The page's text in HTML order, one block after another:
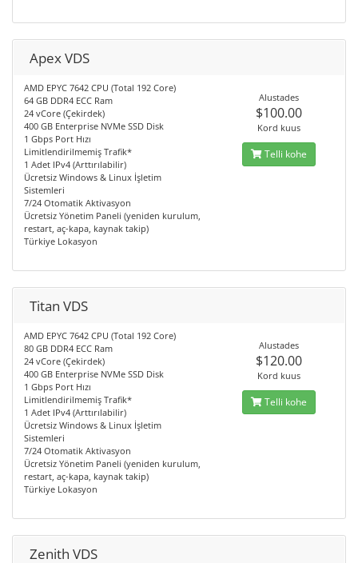
Apex VDS
AMD EPYC 7642 CPU (Total 192 Core)
64 GB DDR4 ECC Ram
24 vCore (Çekirdek)
400 GB Enterprise NVMe SSD Disk
1 Gbps Port Hızı
Limitlendirilmemiş Trafik*
1 Adet IPv4 (Arttırılabilir)
Ücretsiz Windows & Linux İşletim
Sistemleri
7/24 Otomatik Aktivasyon
Ücretsiz Yönetim Paneli (yeniden kurulum,
restart, aç-kapa, kaynak takip)
Türkiye Lokasyon
Alustades
$100.00
Kord kuus
Telli kohe
Titan VDS
AMD EPYC 7642 CPU (Total 192 Core)
80 GB DDR4 ECC Ram
24 vCore (Çekirdek)
400 GB Enterprise NVMe SSD Disk
1 Gbps Port Hızı
Limitlendirilmemiş Trafik*
1 Adet IPv4 (Arttırılabilir)
Ücretsiz Windows & Linux İşletim
Sistemleri
7/24 Otomatik Aktivasyon
Ücretsiz Yönetim Paneli (yeniden kurulum,
restart, aç-kapa, kaynak takip)
Türkiye Lokasyon
Alustades
$120.00
Kord kuus
Telli kohe
Zenith VDS